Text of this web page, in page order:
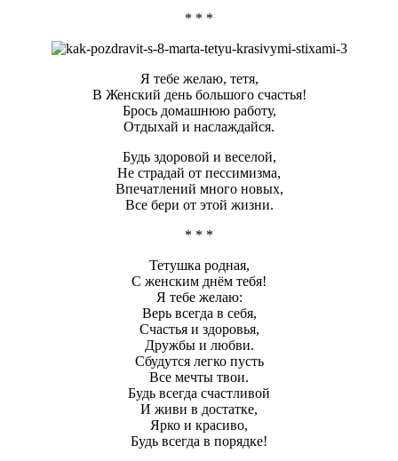
* * *
Я тебе желаю, тетя,
В Женский день большого счастья!
Брось домашнюю работу,
Отдыхай и наслаждайся.
Будь здоровой и веселой,
Не страдай от пессимизма,
Впечатлений много новых,
Все бери от этой жизни.
* * *
Тетушка родная,
С женским днём тебя!
Я тебе желаю:
Верь всегда в себя,
Счастья и здоровья,
Дружбы и любви.
Сбудутся легко пусть
Все мечты твои.
Будь всегда счастливой
И живи в достатке,
Ярко и красиво,
Будь всегда в порядке!